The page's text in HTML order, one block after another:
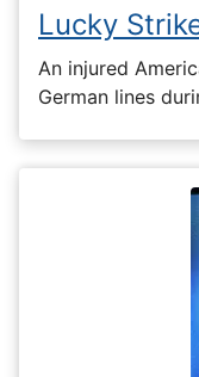
Lucky
An injured
German lines